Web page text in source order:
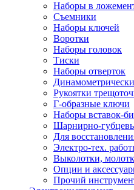
Наборы в
Съемники
Наборы ключей
Воротки
Наборы головок
Тиски
Наборы отверток
Рукоятки
Г-образные ключи
Наборы вставок-
Шарнирно-
Для
Электро-тех.
Выколотки,
Опции и
Прочий